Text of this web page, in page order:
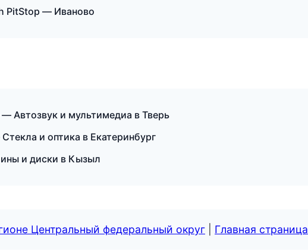
PitStop — Иваново
Автозвук и мультимедиа в Тверь
и оптика в Екатеринбург
и диски в Кызыл
Центральный федеральный округ Главная страница